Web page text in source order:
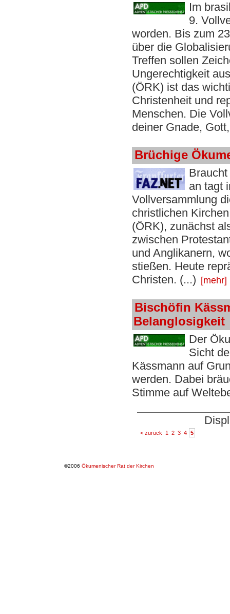
Im
9.
worden. Bis zum
über die
Treffen sollen
Ungerechtigkeit
(ÖRK) ist das
Christenheit und
Menschen. Die
deiner Gnade,
Brüchige
an tagt
Vollversammlung
christlichen
(ÖRK), zunächst
zwischen
und Anglikanern,
stießen. Heute
Christen. (...) [mehr]
Bischöfin
Belanglosigkeit
Der
Sicht
Kässmann auf
werden. Dabei
Stimme auf
< zurück 1 2 3 4 5
©2006 Ökumenischer Rat der Kirchen